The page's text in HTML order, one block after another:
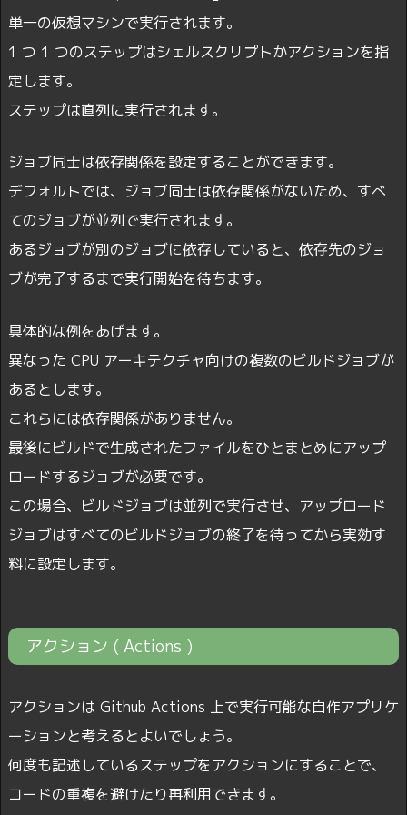
単一の仮想マシンで実行されます。
1 つ 1 つのステップはシェルスクリプトかアクションを指
定します。
ステップは直列に実行されます。
ジョブ同士は依存関係を設定することができます。
デフォルトでは、ジョブ同士は依存関係がないため、すべ
てのジョブが並列で実行されます。
あるジョブが別のジョブに依存していると、依存先のジョ
ブが完了するまで実行開始を待ちます。
具体的な例をあげます。
異なった CPU アーキテクチャ向けの複数のビルドジョブが
あるとします。
これらには依存関係がありません。
最後にビルドで生成されたファイルをひとまとめにアップ
ロードするジョブが必要です。
この場合、ビルドジョブは並列で実行させ、アップロード
ジョブはすべてのビルドジョブの終了を待ってから実効す
料に設定します。
アクション ( Actions )
アクションは Github Actions 上で実行可能な自作アプリケ
ーションと考えるとよいでしょう。
何度も記述しているステップをアクションにすることで、
コードの重複を避けたり再利用できます。